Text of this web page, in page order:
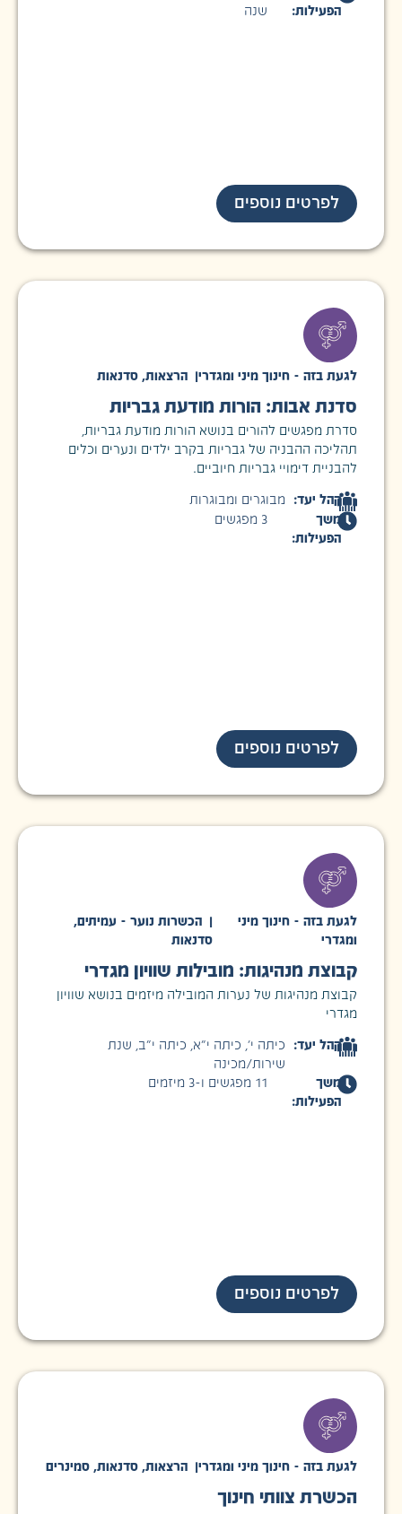
הפעילות: שנה
לפרטים נוספים
לגעת בזה - חינוך מיני ומגדרי הרצאות, סדנאות
סדנת אבות: הורות מודעת גבריות
סדרת מפגשים להורים בנושא הורות מודעת גבריות,
תהליכה ההבניה של גבריות בקרב ילדים ונערים וכלים
להבניית דימויי גבריות חיוביים.
קהל יעד:
מבוגרים ומבוגרות
משך
הפעילות:
3 מפגשים
לפרטים נוספים
לגעת בזה - חינוך מיני
ומגדרי
הכשרות נוער - עמיתים,
סדנאות
קבוצת מנהיגות: מובילות שוויון מגדרי
קבוצת מנהיגות של נערות המובילה מיזמים בנושא שוויון
מגדרי
קהל יעד: כיתה י׳, כיתה י״א, כיתה י״ב, שנת
שירות/מכינה
משך
הפעילות:
11 מפגשים ו-3 מיזמים
לפרטים נוספים
לגעת בזה - חינוך מיני ומגדרי הרצאות, סדנאות, סמינרים
הכשרת צוותי חינוך